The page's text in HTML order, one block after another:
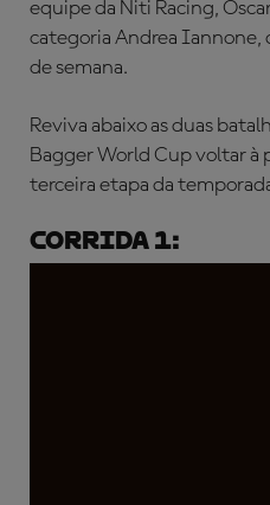
equipe da Niti Racing,
categoria Andrea Iannone,
de semana.
Reviva abaixo as duas
Bagger World Cup voltar à
terceira etapa da
Corrida 1: